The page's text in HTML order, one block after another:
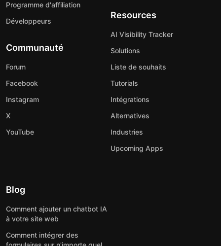
Programme d'affiliation
Développeurs
Communauté
Forum
Facebook
Instagram
X
YouTube
Resources
AI Visibility Tracker
Solutions
Liste de souhaits
Tutorials
Intégrations
Alternatives
Industries
Upcoming Apps
Blog
Comment ajouter un chatbot IA
à votre site web
Comment intégrer des